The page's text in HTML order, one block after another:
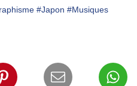
#Japon #Musiques